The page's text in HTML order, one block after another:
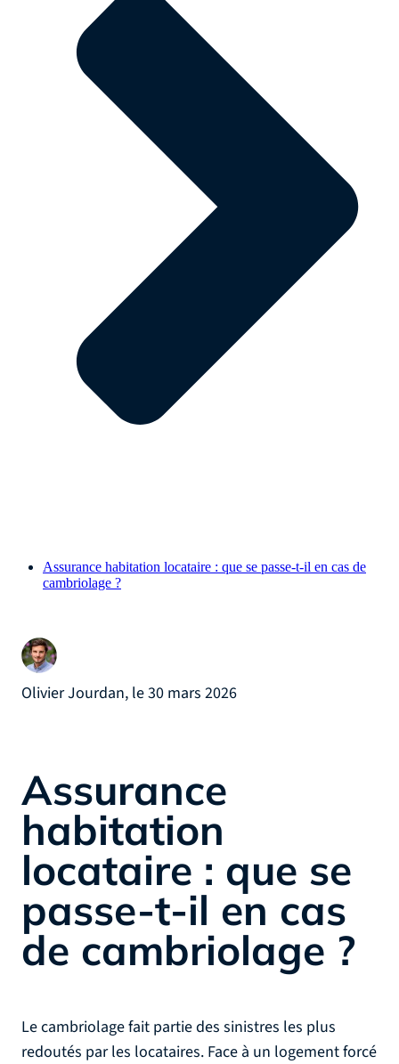
Assurance habitation locataire : que se passe-t-il en cas de
cambriolage ?
Olivier Jourdan, le 30 mars 2026
Assurance
habitation
locataire : que se
passe-t-il en cas
de cambriolage ?
Le cambriolage fait partie des sinistres les plus
redoutés par les locataires. Face à un logement forcé